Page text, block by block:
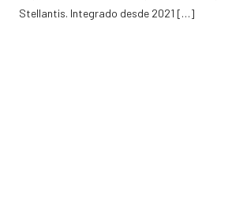
Stellantis. Integrado desde 2021 […]